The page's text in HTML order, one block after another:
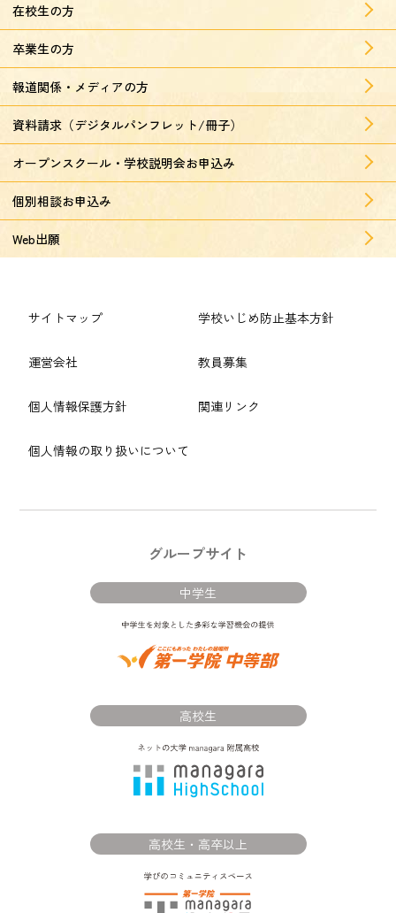
在校生の方
卒業生の方
報道関係・メディアの方
資料請求（デジタルパンフレット/冊子）
オープンスクール・学校説明会お申込み
個別相談お申込み
Web出願
サイトマップ
運営会社
個人情報保護方針
個人情報の取り扱いについて
学校いじめ防止基本方針
教員募集
関連リンク
グループサイト
中学生
高校生
高校生・高卒以上